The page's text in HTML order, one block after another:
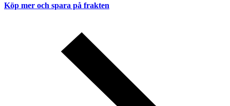
Köp mer och spara på frakten